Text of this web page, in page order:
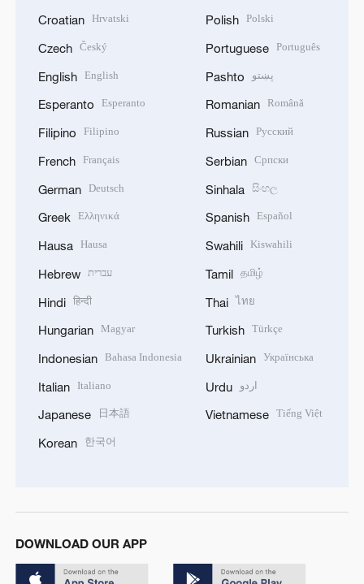
Croatian Hrvatski
Czech Český
English English
Esperanto Esperanto
Filipino Filipino
French Français
German Deutsch
Greek Ελληνικά
Hausa Hausa
Hebrew עברית
Hindi हिन्दी
Hungarian Magyar
Indonesian Bahasa Indonesia
Italian Italiano
Japanese 日本語
Korean 한국어
Polish Polski
Portuguese Português
Pashto پښتو
Romanian Română
Russian Русский
Serbian Српски
Sinhala සිංහල
Spanish Español
Swahili Kiswahili
Tamil தமிழ்
Thai ไทย
Turkish Türkçe
Ukrainian Українська
Urdu اردو
Vietnamese Tiếng Việt
DOWNLOAD OUR APP